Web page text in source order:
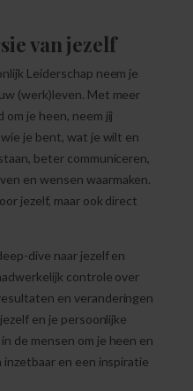
van jezelf
Leiderschap neem je
(werk)leven. Met meer
je heen, neem jij
je bent, wat je wilt en
beter communiceren,
en wensen waarmaken.
jezelf, maar ook direct
dive naar jezelf en
controle over
en veranderingen
en je persoonlijke
de mensen om je heen en
inzetbaar en een inspiratie